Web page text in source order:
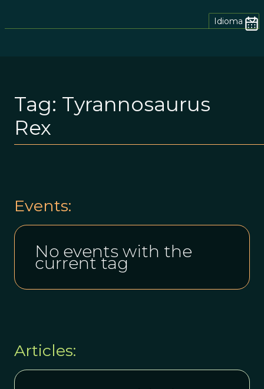
Idioma
Tag: Tyrannosaurus
Rex
Events:
No events with the
current tag
Articles: